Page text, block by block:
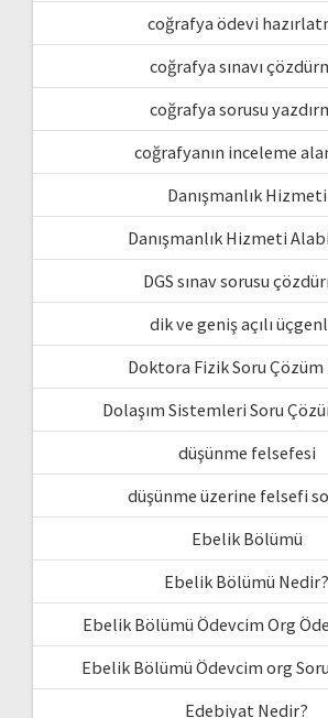
coğrafya ödevi
coğrafya sınavı
coğrafya sorusu
coğrafyanın inceleme
Danışmanlık Hizmeti
Danışmanlık Hizmeti
DGS sınav sorusu
dik ve geniş açılı
Doktora Fizik Soru Çözüm
Dolaşım Sistemleri Soru
düşünme felsefesi
düşünme üzerine felsefi
Ebelik Bölümü
Ebelik Bölümü Nedir?
Ebelik Bölümü Ödevcim Org
Ebelik Bölümü Ödevcim org
Edebiyat Nedir?